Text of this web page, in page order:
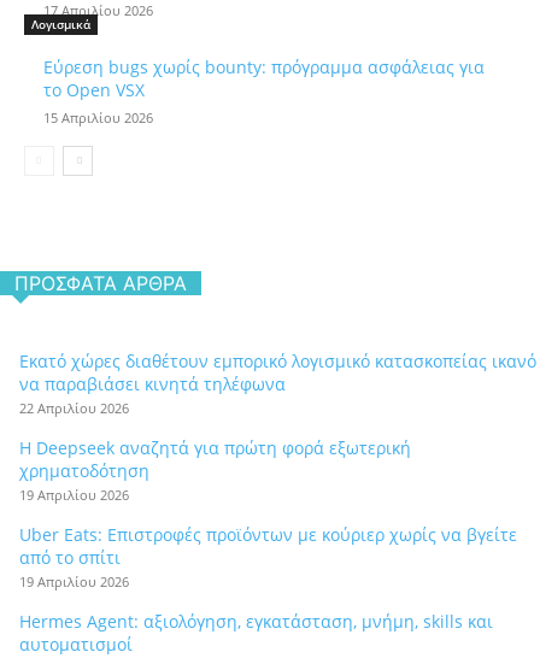
17 Απριλίου 2026
Λογισμικά
Εύρεση bugs χωρίς bounty: πρόγραμμα ασφάλειας για
το Open VSX
15 Απριλίου 2026
ΠΡΌΣΦΑΤΑ ΆΡΘΡΑ
Εκατό χώρες διαθέτουν εμπορικό λογισμικό κατασκοπείας ικανό
να παραβιάσει κινητά τηλέφωνα
22 Απριλίου 2026
Η Deepseek αναζητά για πρώτη φορά εξωτερική
χρηματοδότηση
19 Απριλίου 2026
Uber Eats: Επιστροφές προϊόντων με κούριερ χωρίς να βγείτε
από το σπίτι
19 Απριλίου 2026
Hermes Agent: αξιολόγηση, εγκατάσταση, μνήμη, skills και
αυτοματισμοί